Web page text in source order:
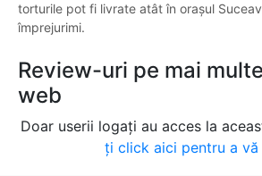
torturile pot fi livrate atât în orașul
împrejurimi.
Review-uri pe mai
web
Doar userii logați au acces la
ți click aici pentru a vă